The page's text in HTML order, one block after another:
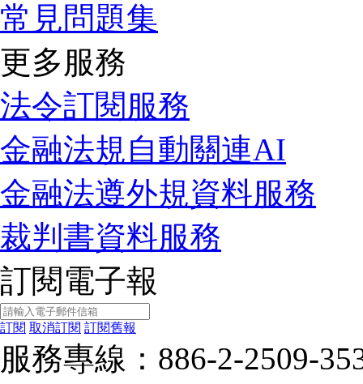
常見問題集
更多服務
法令訂閱服務
金融法規自動關連AI
金融法遵外規資料服務
裁判書資料服務
訂閱電子報
訂閱 取消訂閱 訂閱舊報
服務專線： 886-2-2509-